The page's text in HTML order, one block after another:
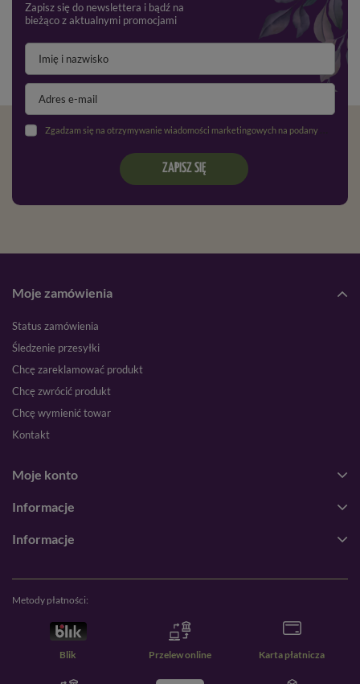
Zapisz się do newslettera i bądź na
bieżąco z aktualnymi promocjami
Zgadzam się na otrzymywanie wiadomości marketingowych na podany adres e-mail oraz przetwarzanie danych osobowych zgodnie z
ZAPISZ SIĘ
Moje zamówienia
Status zamówienia
Śledzenie przesyłki
Chcę zareklamować produkt
Chcę zwrócić produkt
Chcę wymienić towar
Kontakt
Moje konto
Informacje
Informacje
Metody płatności:
Blik Przelew online Karta płatnicza